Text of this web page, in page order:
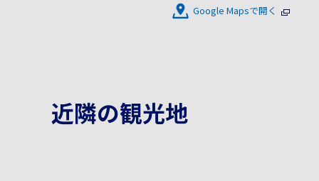
Google Mapsで開く
近隣の観光地